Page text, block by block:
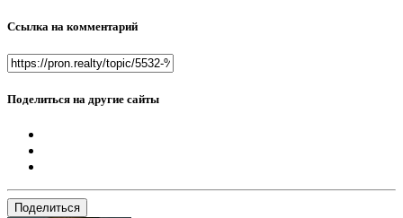
Ссылка на комментарий
Поделиться на другие сайты
Поделиться